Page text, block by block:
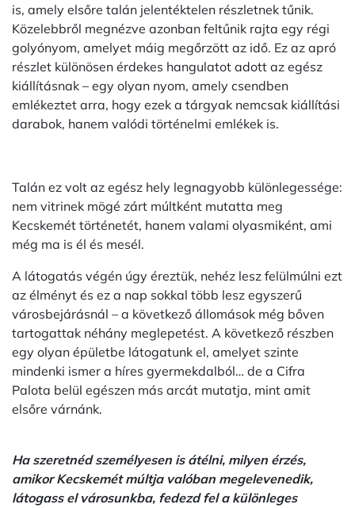
is, amely elsőre talán jelentéktelen részletnek tűnik.
Közelebbről megnézve azonban feltűnik rajta egy régi
golyónyom, amelyet máig megőrzött az idő. Ez az apró
részlet különösen érdekes hangulatot adott az egész
kiállításnak – egy olyan nyom, amely csendben
emlékeztet arra, hogy ezek a tárgyak nemcsak kiállítási
darabok, hanem valódi történelmi emlékek is.
Talán ez volt az egész hely legnagyobb különlegessége:
nem vitrinek mögé zárt múltként mutatta meg
Kecskemét történetét, hanem valami olyasmiként, ami
még ma is él és mesél.
A látogatás végén úgy éreztük, nehéz lesz felülmúlni ezt
az élményt és ez a nap sokkal több lesz egyszerű
városbejárásnál – a következő állomások még bőven
tartogattak néhány meglepetést. A következő részben
egy olyan épületbe látogatunk el, amelyet szinte
mindenki ismer a híres gyermekdalból… de a Cifra
Palota belül egészen más arcát mutatja, mint amit
elsőre várnánk.
Ha szeretnéd személyesen is átélni, milyen érzés,
amikor Kecskemét múltja valóban megelevenedik,
látogass el városunkba, fedezd fel a különleges